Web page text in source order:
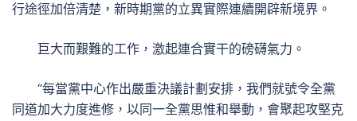
行途徑加倍清楚，新時期黨的立異實際連續開辟新境界。
巨大而艱難的工作，激起連合實干的磅礴氣力。
“每當黨中心作出嚴重決議計劃安排，我們就號令全黨
同道加大力度進修，以同一全黨思惟和舉動，會聚起攻堅克